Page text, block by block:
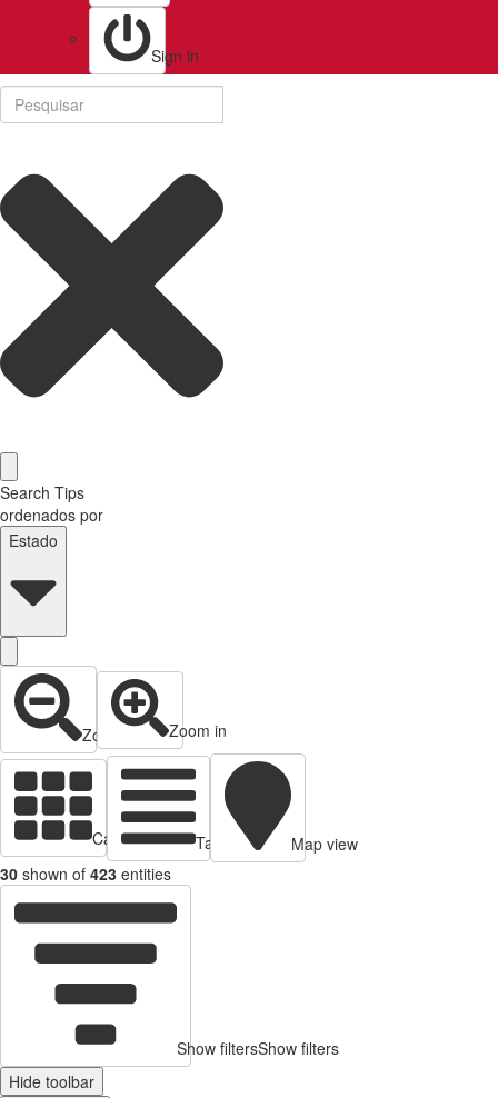
Sign in
Search Tips
ordenados por
Estado
Zoom out Zoom in
Cards view Table view
Map view
30 shown of 423 entities
Show filtersShow filters
Hide toolbar